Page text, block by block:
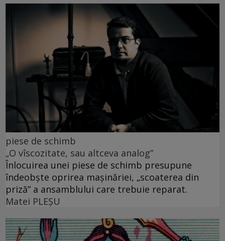
piese de schimb
„O vîscozitate, sau altceva analog”
Înlocuirea unei piese de schimb presupune
îndeobște oprirea mașinăriei, „scoaterea din
priză” a ansamblului care trebuie reparat.
Matei PLEŞU